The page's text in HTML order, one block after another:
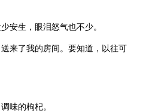
安生，眼泪怒气也不少。
来了我的房间。要知道，以往可
味的枸杞。